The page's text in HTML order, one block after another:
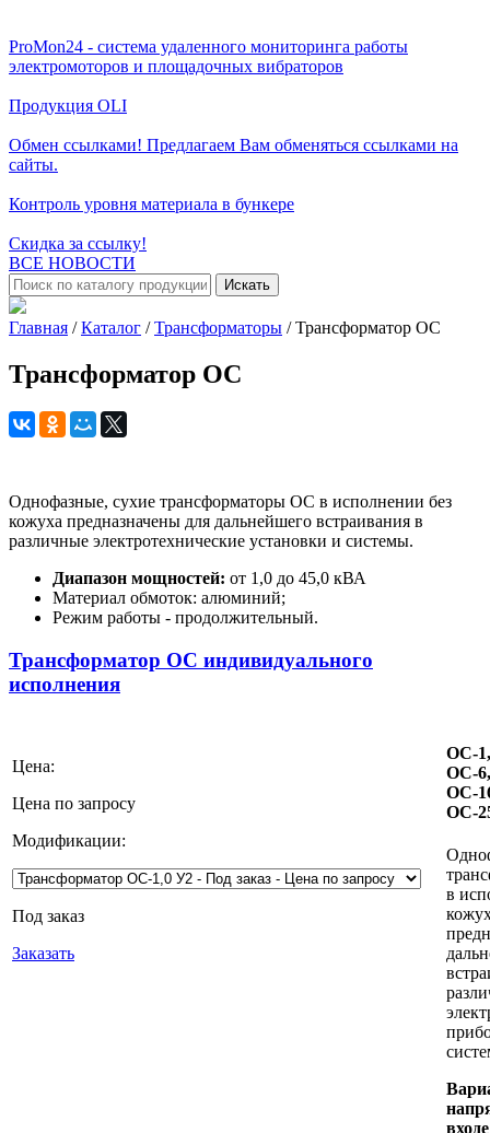
ProMon24 - система удаленного мониторинга работы
электромоторов и площадочных вибраторов
Продукция OLI
Обмен ссылками! Предлагаем Вам обменяться ссылками на
сайты.
Контроль уровня материала в бункере
Скидка за ссылку!
ВСЕ НОВОСТИ
Искать
Главная / Каталог / Трансформаторы / Трансформатор ОС
Трансформатор ОС
Однофазные, сухие трансформаторы ОС в исполнении без
кожуха предназначены для дальнейшего встраивания в
различные электротехнические установки и системы.
Диапазон мощностей: от 1,0 до 45,0 кВА
Материал обмоток: алюминий;
Режим работы - продолжительный.
Трансформатор ОС индивидуального
исполнения
Цена:
Цена по запросу
Модификации:
Под заказ
Заказать
ОС-
ОС-
ОС-
ОС-
в